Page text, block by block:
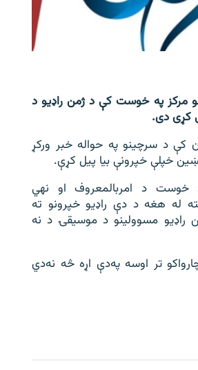
ټولې پاڼې
مرکز په خوست کې د ژمن راډیو د
کړی دی.
کې د سرچینو په حواله خبر ورکړ
خپلې خپرونې بیا پیل کړې.
خوست د امربالمعروف او نهي
له هغه د دې راډیو خپرونو ته
راډیو مسوولينو د موسیقۍ د نه
تر اوسه په‌دې اړه څه نه‌دي